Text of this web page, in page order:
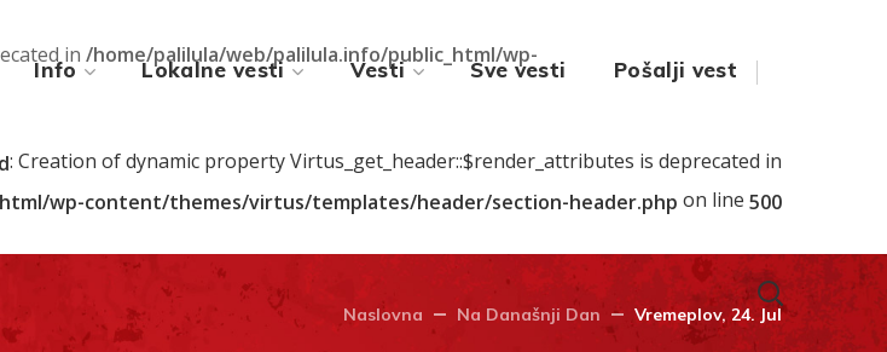
in /home/palilula/web/palilula.info/public_html/wp-
Info Lokalne vesti Vesti Sve vesti Pošalji vest
: Creation of dynamic property Virtus_get_header::$render_attributes is deprecated in
wp-content/themes/virtus/templates/header/section-header.php on line 500
Naslovna Na Današnji Dan Vremeplov, 24. Jul